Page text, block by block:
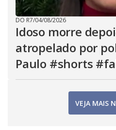
DO R7/04/08/2026
Idoso morre
atropelado por
Paulo #shorts
VEJA MAIS